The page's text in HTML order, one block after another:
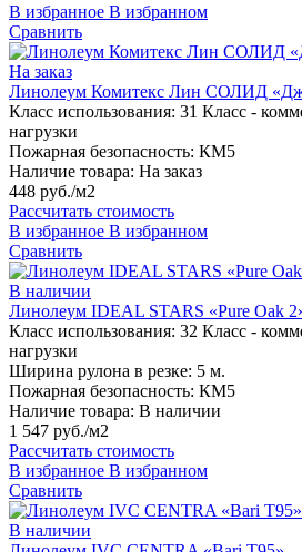
В избранное В избранном
Сравнить
На заказ
Линолеум Комитекс Лин СОЛИД
Класс использования: 31 Класс -
нагрузки
Пожарная безопасность: КМ5
Наличие товара: На заказ
448 руб./м2
Рассчитать стоимость
В избранное В избранном
Сравнить
В наличии
Линолеум IDEAL STARS «Pure Oak
Класс использования: 32 Класс -
нагрузки
Ширина рулона в резке: 5 м.
Пожарная безопасность: КМ5
Наличие товара: В наличии
1 547 руб./м2
Рассчитать стоимость
В избранное В избранном
Сравнить
В наличии